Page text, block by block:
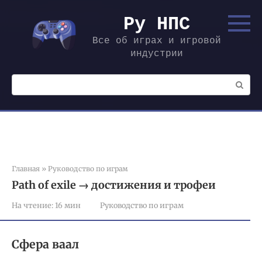
контенту
Ру НПС
Все об играх и игровой
индустрии
Поиск:
Главная » Руководство по играм
Path of exile → достижения и трофеи
На чтение: 16 мин Руководство по играм
Сфера ваал